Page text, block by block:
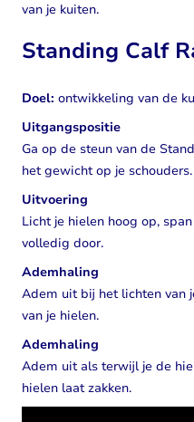
van je kuiten.
Standing Calf
Doel: ontwikkeling van de
Uitgangspositie
Ga op de steun van de
het gewicht op je
Uitvoering
Licht je hielen hoog op,
volledig door.
Ademhaling
Adem uit bij het lichten van
van je hielen.
Ademhaling
Adem uit als terwijl je de
hielen laat zakken.